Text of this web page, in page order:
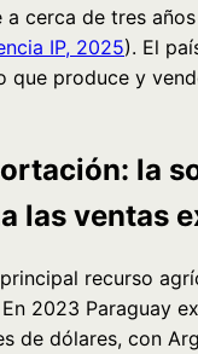
a cerca de tres
IP, 2025). El
que produce y
la
las ventas
recurso
2023 Paraguay
de dólares, con